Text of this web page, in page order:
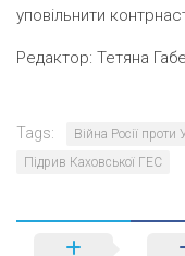
уповільнити
Редактор: Тетяна
Tags: Війна Росії проти
Підрив Каховської ГЕС